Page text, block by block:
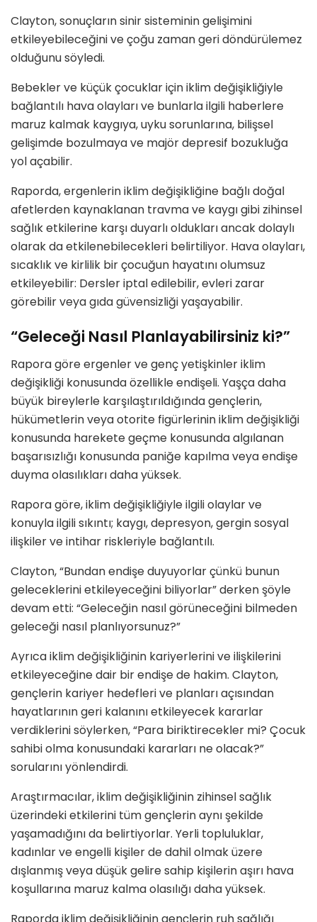
Clayton, sonuçların sinir sisteminin gelişimini
etkileyebileceğini ve çoğu zaman geri döndürülemez
olduğunu söyledi.
Bebekler ve küçük çocuklar için iklim değişikliğiyle
bağlantılı hava olayları ve bunlarla ilgili haberlere
maruz kalmak kaygıya, uyku sorunlarına, bilişsel
gelişimde bozulmaya ve majör depresif bozukluğa
yol açabilir.
Raporda, ergenlerin iklim değişikliğine bağlı doğal
afetlerden kaynaklanan travma ve kaygı gibi zihinsel
sağlık etkilerine karşı duyarlı oldukları ancak dolaylı
olarak da etkilenebilecekleri belirtiliyor. Hava olayları,
sıcaklık ve kirlilik bir çocuğun hayatını olumsuz
etkileyebilir: Dersler iptal edilebilir, evleri zarar
görebilir veya gıda güvensizliği yaşayabilir.
“Geleceği Nasıl Planlayabilirsiniz ki?”
Rapora göre ergenler ve genç yetişkinler iklim
değişikliği konusunda özellikle endişeli. Yaşça daha
büyük bireylerle karşılaştırıldığında gençlerin,
hükümetlerin veya otorite figürlerinin iklim değişikliği
konusunda harekete geçme konusunda algılanan
başarısızlığı konusunda paniğe kapılma veya endişe
duyma olasılıkları daha yüksek.
Rapora göre, iklim değişikliğiyle ilgili olaylar ve
konuyla ilgili sıkıntı; kaygı, depresyon, gergin sosyal
ilişkiler ve intihar riskleriyle bağlantılı.
Clayton, “Bundan endişe duyuyorlar çünkü bunun
geleceklerini etkileyeceğini biliyorlar” derken şöyle
devam etti: “Geleceğin nasıl görüneceğini bilmeden
geleceği nasıl planlıyorsunuz?”
Ayrıca iklim değişikliğinin kariyerlerini ve ilişkilerini
etkileyeceğine dair bir endişe de hakim. Clayton,
gençlerin kariyer hedefleri ve planları açısından
hayatlarının geri kalanını etkileyecek kararlar
verdiklerini söylerken, “Para biriktirecekler mi? Çocuk
sahibi olma konusundaki kararları ne olacak?”
sorularını yönlendirdi.
Araştırmacılar, iklim değişikliğinin zihinsel sağlık
üzerindeki etkilerini tüm gençlerin aynı şekilde
yaşamadığını da belirtiyorlar. Yerli topluluklar,
kadınlar ve engelli kişiler de dahil olmak üzere
dışlanmış veya düşük gelire sahip kişilerin aşırı hava
koşullarına maruz kalma olasılığı daha yüksek.